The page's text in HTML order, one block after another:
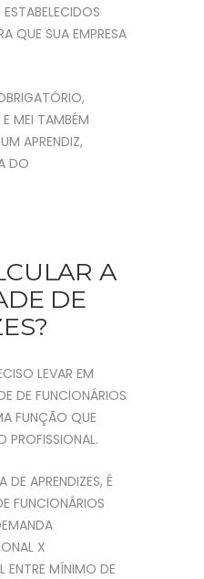
QUE SUA EMPRESA
E MEI TAMBÉM
APRENDIZ,
DO
A
DE
LEVAR EM
DE FUNCIONÁRIOS
FUNÇÃO QUE
PROFISSIONAL.
APRENDIZES, É
FUNCIONÁRIOS
X
ENTRE MÍNIMO DE